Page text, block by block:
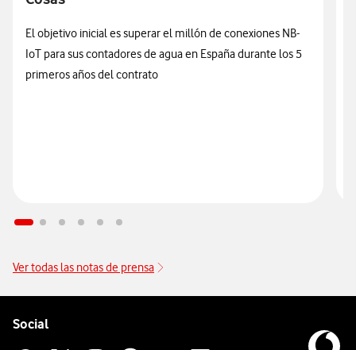
El objetivo inicial es superar el millón de conexiones NB-
IoT para sus contadores de agua en España durante los 5
primeros años del contrato
Ver todas las notas de prensa
Social